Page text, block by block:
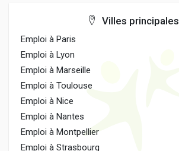
Villes principales
Emploi à Paris
Emploi à Lyon
Emploi à Marseille
Emploi à Toulouse
Emploi à Nice
Emploi à Nantes
Emploi à Montpellier
Emploi à Strasbourg